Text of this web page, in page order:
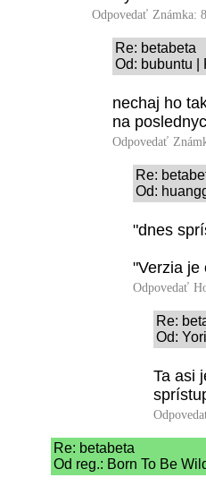
Odpovedať Známka:
Re: betabeta
Od: bubuntu |
nechaj ho
na
Odpovedať
Re:
Od:
"dnes
"Verzia je
Odpovedať
Re:
Od:
Ta asi
Re: betabeta
Od reg.: Born To Be